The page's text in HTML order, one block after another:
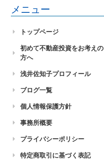
メニュー
トップページ
初めて不動産投資をお考えの
方へ
浅井佐知子プロフィール
ブログ一覧
個人情報保護方針
事務所概要
プライバシーポリシー
特定商取引に基づく表記